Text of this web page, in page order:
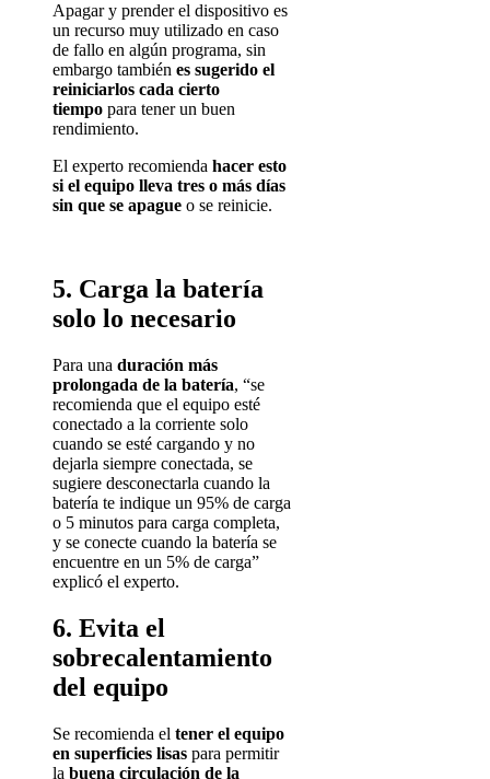
Apagar y prender el dispositivo es
un recurso muy utilizado en caso
de fallo en algún programa, sin
embargo también es sugerido el
reiniciarlos cada cierto
tiempo para tener un buen
rendimiento.
El experto recomienda hacer esto
si el equipo lleva tres o más días
sin que se apague o se reinicie.
5. Carga la batería
solo lo necesario
Para una duración más
prolongada de la batería, “se
recomienda que el equipo esté
conectado a la corriente solo
cuando se esté cargando y no
dejarla siempre conectada, se
sugiere desconectarla cuando la
batería te indique un 95% de carga
o 5 minutos para carga completa,
y se conecte cuando la batería se
encuentre en un 5% de carga”
explicó el experto.
6. Evita el
sobrecalentamiento
del equipo
Se recomienda el tener el equipo
en superficies lisas para permitir
la buena circulación de la